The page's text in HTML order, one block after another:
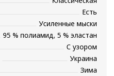
Есть
Усиленные мыски
95 % полиамид, 5 % эластан
С узором
Украина
Зима